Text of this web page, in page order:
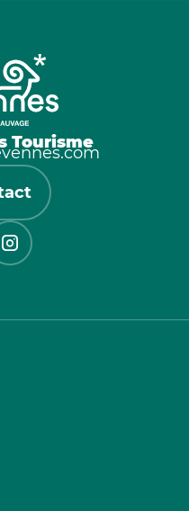
Tourisme